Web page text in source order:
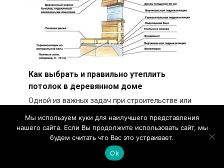
Как выбрать и правильно утеплить
потолок в деревянном доме
Одной из важных задач при строительстве или
потолка.
1k.
Мы используем куки для наилучшего представления
нашего сайта. Если Вы продолжите использовать сайт, мы
будем считать что Вас это устраивает.
Ok